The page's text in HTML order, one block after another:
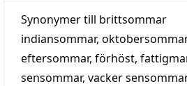
Synonymer till brittsommar
indiansommar, oktobersommar
eftersommar, förhöst,
sensommar, vacker